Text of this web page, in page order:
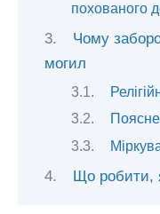
похованого
Чому
могил
Що робити,